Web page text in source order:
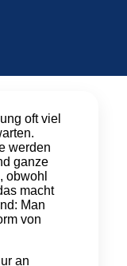
im
oft viel
werden
ganze
obwohl
macht
Man
von
an